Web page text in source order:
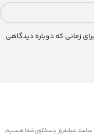
زمانی که دوباره دیدگاهی